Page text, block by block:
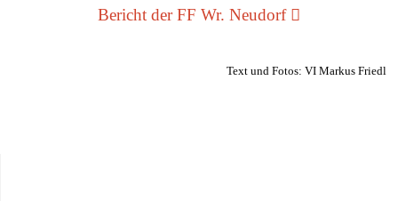
Bericht der FF Wr. Neudorf
Text und Fotos: VI Markus Friedl